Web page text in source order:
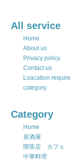
All service
Home
About us
Privacy policy
Contact us
Loacation require
category
Category
Home
居酒屋
喫茶店 カフェ
中華料理